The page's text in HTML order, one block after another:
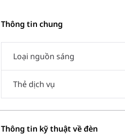
Thông tin chung
Loại nguồn sáng
Thẻ dịch vụ
Thông tin kỹ thuật về đèn